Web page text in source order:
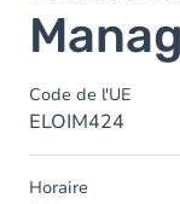
Code de l'UE
ELOIM424
Horaire